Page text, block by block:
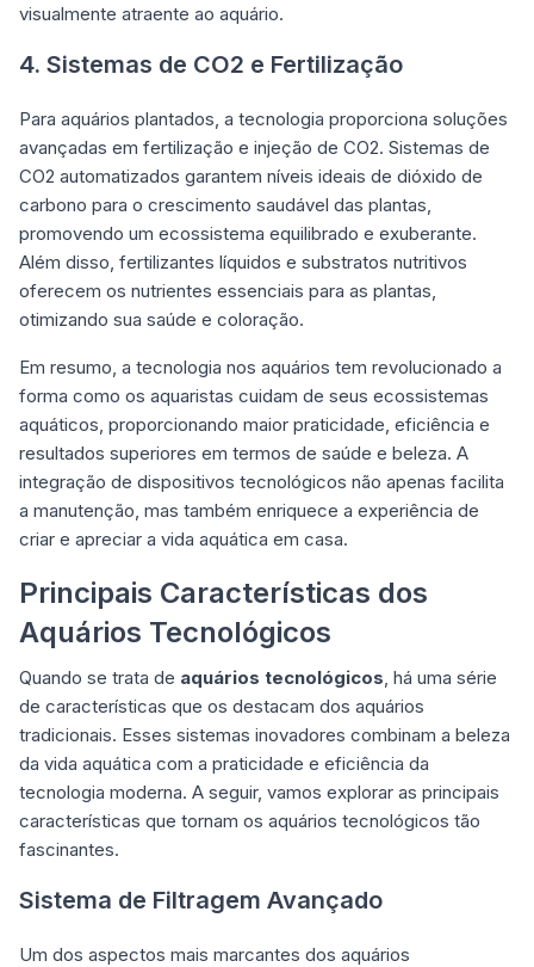
visualmente atraente ao aquário.
4. Sistemas de CO2 e Fertilização
Para aquários plantados, a tecnologia proporciona soluções
avançadas em fertilização e injeção de CO2. Sistemas de
CO2 automatizados garantem níveis ideais de dióxido de
carbono para o crescimento saudável das plantas,
promovendo um ecossistema equilibrado e exuberante.
Além disso, fertilizantes líquidos e substratos nutritivos
oferecem os nutrientes essenciais para as plantas,
otimizando sua saúde e coloração.
Em resumo, a tecnologia nos aquários tem revolucionado a
forma como os aquaristas cuidam de seus ecossistemas
aquáticos, proporcionando maior praticidade, eficiência e
resultados superiores em termos de saúde e beleza. A
integração de dispositivos tecnológicos não apenas facilita
a manutenção, mas também enriquece a experiência de
criar e apreciar a vida aquática em casa.
Principais Características dos
Aquários Tecnológicos
Quando se trata de aquários tecnológicos , há uma série
de características que os destacam dos aquários
tradicionais. Esses sistemas inovadores combinam a beleza
da vida aquática com a praticidade e eficiência da
tecnologia moderna. A seguir, vamos explorar as principais
características que tornam os aquários tecnológicos tão
fascinantes.
Sistema de Filtragem Avançado
Um dos aspectos mais marcantes dos aquários